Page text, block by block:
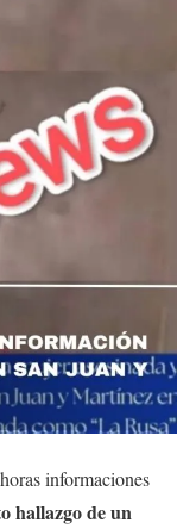
informaciones
hallazgo de un